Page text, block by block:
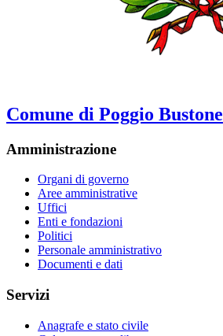
Comune di Poggio Bustone
Amministrazione
Organi di governo
Aree amministrative
Uffici
Enti e fondazioni
Politici
Personale amministrativo
Documenti e dati
Servizi
Anagrafe e stato civile